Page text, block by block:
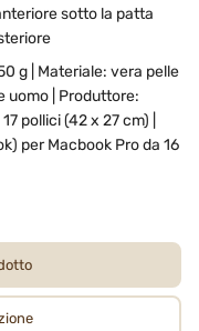
sotto la patta
g | Materiale: vera pelle
uomo | Produttore:
pollici (42 x 27 cm) |
per Macbook Pro da 16